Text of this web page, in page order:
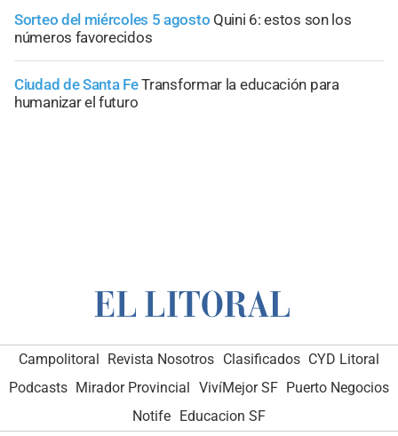
Sorteo del miércoles 5 agosto Quini 6: estos son los
números favorecidos
Ciudad de Santa FeTransformar la educación para
humanizar el futuro
Campolitoral Revista Nosotros Clasificados CYD Litoral
Podcasts Mirador Provincial VivíMejor SF Puerto Negocios
Notife
Educacion SF